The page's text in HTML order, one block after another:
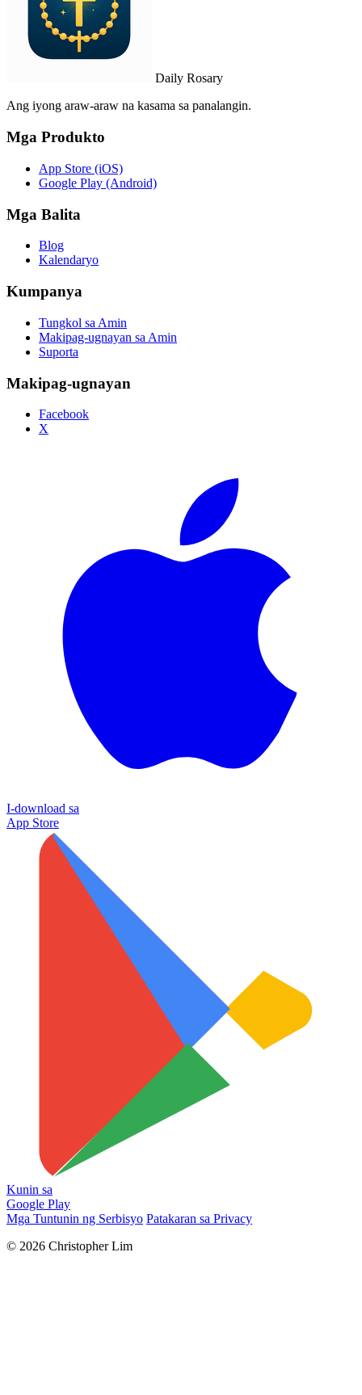
Daily Rosary
Ang iyong araw-araw na kasama sa panalangin.
Mga Produkto
App Store (iOS)
Google Play (Android)
Mga Balita
Blog
Kalendaryo
Kumpanya
Tungkol sa Amin
Makipag-ugnayan sa Amin
Suporta
Makipag-ugnayan
Facebook
X
I-download sa
App Store
Kunin sa
Google Play
Mga Tuntunin ng Serbisyo Patakaran sa Privacy
© 2026 Christopher Lim